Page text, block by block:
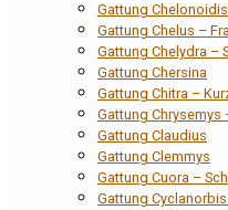
Gattung Chelonoidis
Gattung Chelus –
Gattung Chelydra –
Gattung Chersina
Gattung Chitra –
Gattung Chrysemys
Gattung Claudius
Gattung Clemmys
Gattung Cuora –
Gattung